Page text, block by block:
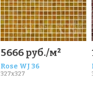
5666 руб./м²
Rose WJ 36
327x327